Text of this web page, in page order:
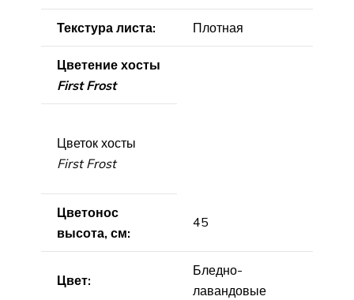
Текстура листа: Плотная
Цветение хосты
First Frost
Цветок хосты
First Frost
Цветонос
высота, см:
45
Цвет:
Бледно-
лавандовые